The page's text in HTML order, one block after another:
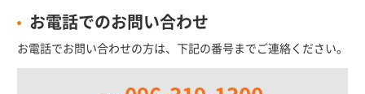
お電話でのお問い合わせ
お電話でお問い合わせの方は、下記の番号までご連絡ください。